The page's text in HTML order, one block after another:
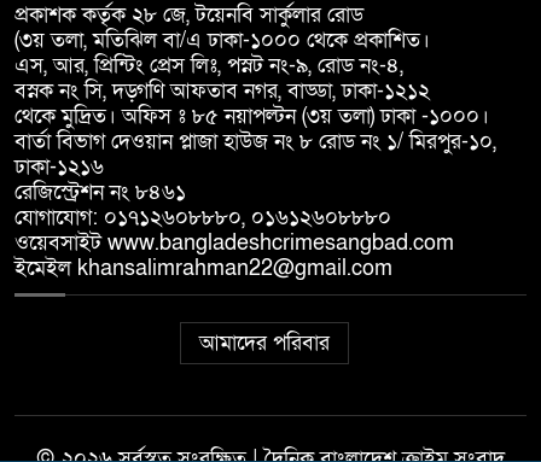
প্রকাশক কর্তৃক ২৮ জে, টয়েনবি সার্কুলার রোড
(৩য় তলা, মতিঝিল বা/এ ঢাকা-১০০০ থেকে প্রকাশিত।
এস, আর, প্রিন্টিং প্রেস লিঃ, পস্নট নং-৯, রোড নং-৪,
বস্নক নং সি, দড়্গণি আফতাব নগর, বাড্ডা, ঢাকা-১২১২
থেকে মুদ্রিত। অফিস ঃ ৮৫ নয়াপল্টন (৩য় তলা) ঢাকা -১০০০।
বার্তা বিভাগ দেওয়ান প্লাজা হাউজ নং ৮ রোড নং ১/ মিরপুর-১০,
ঢাকা-১২১৬
রেজিস্ট্রেশন নং ৮৪৬১
যোগাযোগ: ০১৭১২৬০৮৮৮০, ০১৬১২৬০৮৮৮০
ওয়েবসাইট www.bangladeshcrimesangbad.com
ইমেইল khansalimrahman22@gmail.com
আমাদের পরিবার